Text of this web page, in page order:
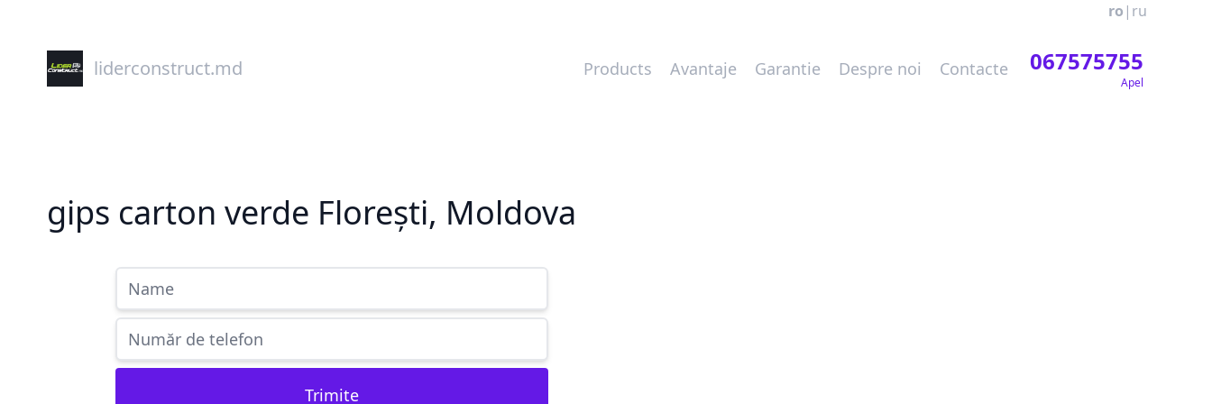
ro | ru
liderconstruct.md Products Avantaje Garantie Despre noi Contacte 067575755
Apel
gips carton verde Florești, Moldova
Trimite